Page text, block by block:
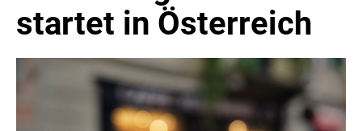
COCA-COLA HBC ÖSTERREICH
Nemiroff
Padre Azul
The Famous Grouse
startet in Österreich